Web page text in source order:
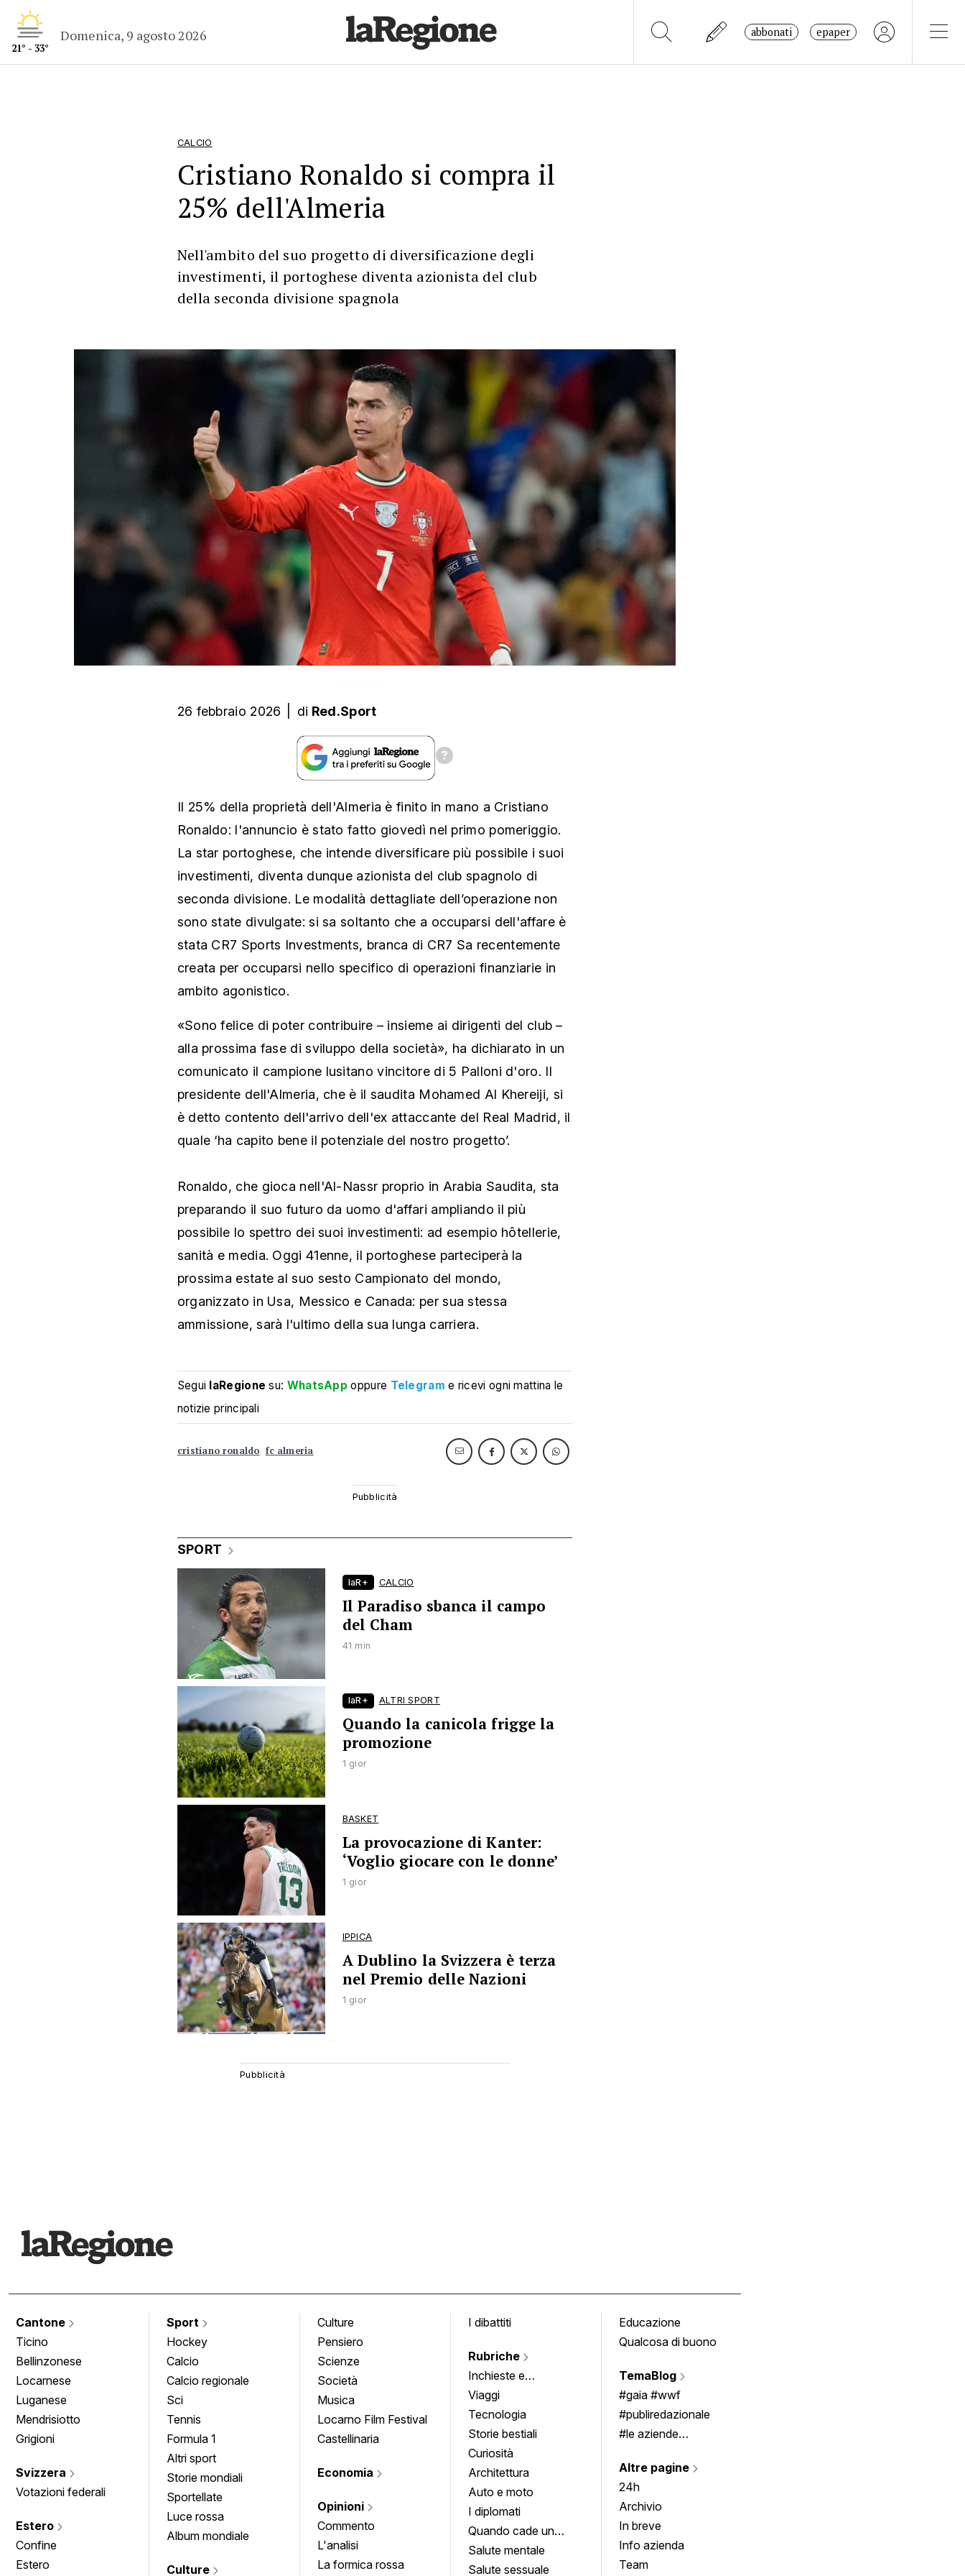
21° - 33°
Domenica, 9 agosto 2026 abbonati epaper
CALCIO
Cristiano Ronaldo si compra il
25% dell'Almeria
Nell'ambito del suo progetto di diversificazione degli
investimenti, il portoghese diventa azionista del club
della seconda divisione spagnola
26 febbraio 2026 di Red.Sport
Il 25% della proprietà dell'Almeria è finito in mano a Cristiano
Ronaldo: l'annuncio è stato fatto giovedì nel primo pomeriggio.
La star portoghese, che intende diversificare più possibile i suoi
investimenti, diventa dunque azionista del club spagnolo di
seconda divisione. Le modalità dettagliate dell’operazione non
sono state divulgate: si sa soltanto che a occuparsi dell'affare è
stata CR7 Sports Investments, branca di CR7 Sa recentemente
creata per occuparsi nello specifico di operazioni finanziarie in
ambito agonistico.
«Sono felice di poter contribuire – insieme ai dirigenti del club –
alla prossima fase di sviluppo della società», ha dichiarato in un
comunicato il campione lusitano vincitore di 5 Palloni d'oro. Il
presidente dell'Almeria, che è il saudita Mohamed Al Khereiji, si
è detto contento dell'arrivo dell'ex attaccante del Real Madrid, il
quale ‘ha capito bene il potenziale del nostro progetto’.
Ronaldo, che gioca nell'Al-Nassr proprio in Arabia Saudita, sta
preparando il suo futuro da uomo d'affari ampliando il più
possibile lo spettro dei suoi investimenti: ad esempio hôtellerie,
sanità e media. Oggi 41enne, il portoghese parteciperà la
prossima estate al suo sesto Campionato del mondo,
organizzato in Usa, Messico e Canada: per sua stessa
ammissione, sarà l'ultimo della sua lunga carriera.
Segui laRegione su: WhatsApp oppure Telegram e ricevi ogni mattina le
notizie principali
cristiano ronaldo fc almeria
SPORT
laR+ CALCIO
Il Paradiso sbanca il campo
del Cham
41 min
laR+ ALTRI SPORT
Quando la canicola frigge la
promozione
1 gior
BASKET
La provocazione di Kanter:
‘Voglio giocare con le donne’
1 gior
IPPICA
A Dublino la Svizzera è terza
nel Premio delle Nazioni
1 gior
Cantone
Ticino
Bellinzonese
Locarnese
Luganese
Mendrisiotto
Grigioni
Svizzera
Votazioni federali
Estero
Confine
Estero
Sport
Hockey
Calcio
Calcio regionale
Sci
Tennis
Formula 1
Altri sport
Storie mondiali
Sportellate
Luce rossa
Album mondiale
Culture
Culture
Pensiero
Scienze
Società
Musica
Locarno Film Festival
Castellinaria
Economia
Opinioni
Commento
L'analisi
La formica rossa
I dibattiti
Rubriche
Inchieste e
approfondimenti
Viaggi
Tecnologia
Storie bestiali
Curiosità
Architettura
Auto e moto
I diplomati
Quando cade un
quadro
Salute mentale
Salute sessuale
Educazione
Qualcosa di buono
TemaBlog
#gaia #wwf
#publiredazionale
#le aziende
Altre pagine
24h
Archivio
In breve
Info azienda
Team